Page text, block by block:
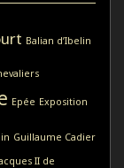
Balian d’Ibelin
Epée Exposition
Guillaume Cadier
II de